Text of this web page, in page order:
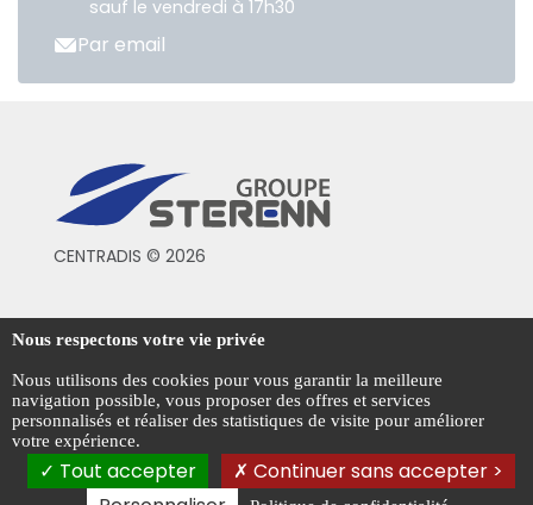
sauf le vendredi à 17h30
Par email
CENTRADIS © 2026
Conditions générales de vente
Mentions légales
Politique de confidentialité
Gestion des cookies
Nous respectons votre vie privée
Nous utilisons des cookies pour vous garantir la meilleure
navigation possible, vous proposer des offres et services
personnalisés et réaliser des statistiques de visite pour améliorer
votre expérience.
Tout accepter
Continuer sans accepter >